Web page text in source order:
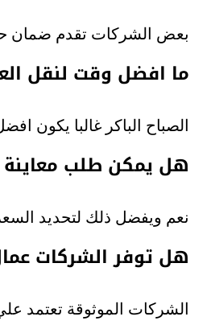
بعض الشركات تقدم ضمان
ما افضل وقت لنقل
الصباح الباكر غالبا يكون
هل يمكن طلب معاينة
نعم ويفضل ذلك لتحديد
هل توفر الشركات
الشركات الموثوقة تعتمد